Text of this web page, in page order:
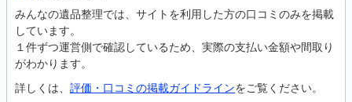
みんなの遺品整理では、サイトを利用した方の口コミのみを掲載
しています。
１件ずつ運営側で確認しているため、実際の支払い金額や間取り
がわかります。
詳しくは、 評価・口コミの掲載ガイドラインをご覧ください。